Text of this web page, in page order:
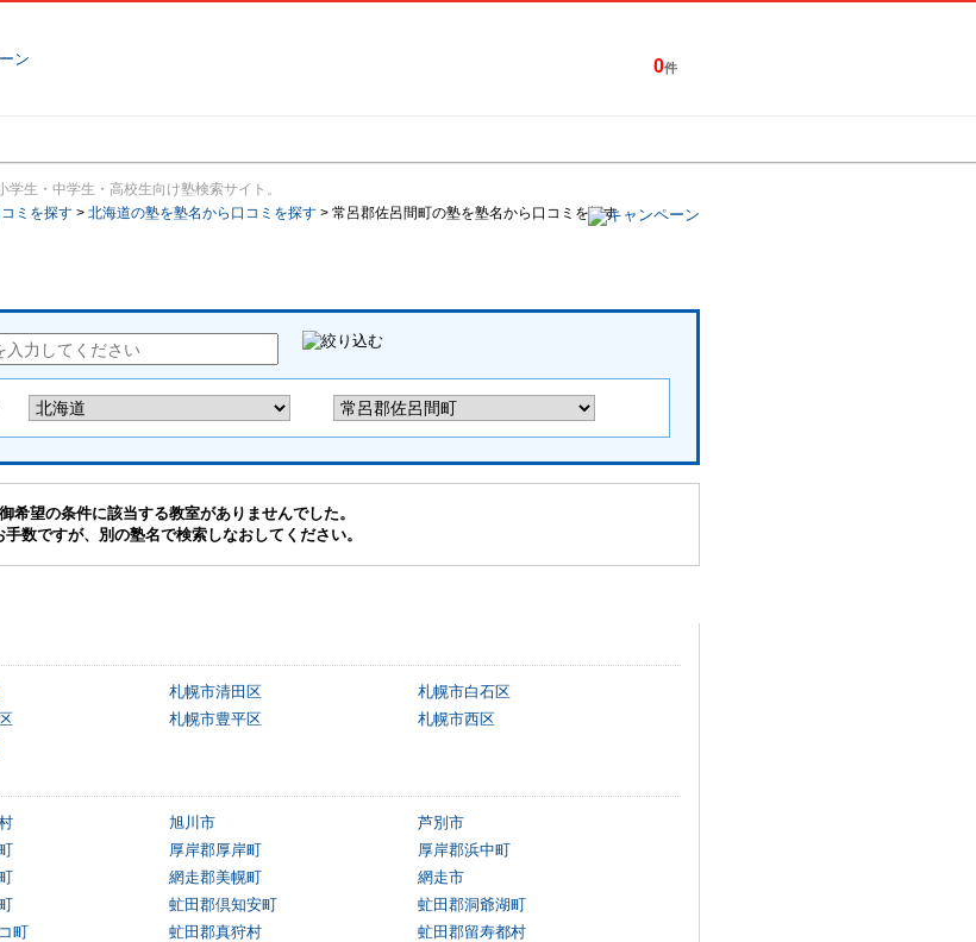
0件
生・中学生・高校生向け塾検索サイト。
ミを探す > 北海道の塾を塾名から口コミを探す > 常呂郡佐呂間町の塾を塾名から口コミを探す
御希望の条件に該当する教室がありませんでした。
手数ですが、別の塾名で検索しなおしてください。
札幌市清田区
札幌市白石区
札幌市豊平区
札幌市西区
旭川市
芦別市
厚岸郡厚岸町
厚岸郡浜中町
網走郡美幌町
網走市
虻田郡倶知安町
虻田郡洞爺湖町
町 虻田郡真狩村
虻田郡留寿都村